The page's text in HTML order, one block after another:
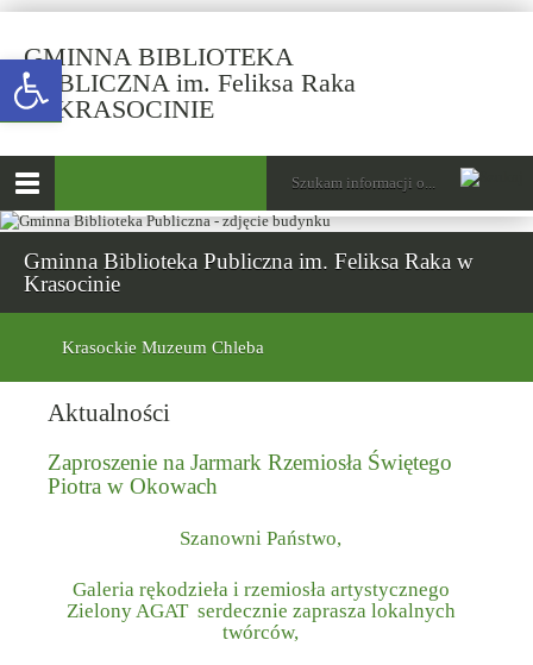
Open toolbar
GMINNA BIBLIOTEKA
PUBLICZNA im. Feliksa Raka
W KRASOCINIE
górne
Otwórz
menu
główne
wpisz
szukaną
frazę:
Gminna Biblioteka Publiczna im. Feliksa Raka w
Krasocinie
Krasockie Muzeum Chleba
Aktualności
Zaproszenie na Jarmark Rzemiosła Świętego
Piotra w Okowach
Szanowni Państwo,
Galeria rękodzieła i rzemiosła artystycznego
Zielony AGAT serdecznie zaprasza lokalnych
twórców,